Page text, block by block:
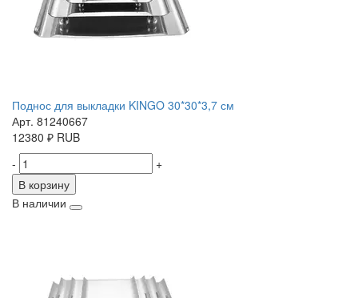
Поднос для выкладки KINGO 30*30*3,7 см
Арт. 81240667
12380 ₽ RUB
-
+
В корзину
В наличии